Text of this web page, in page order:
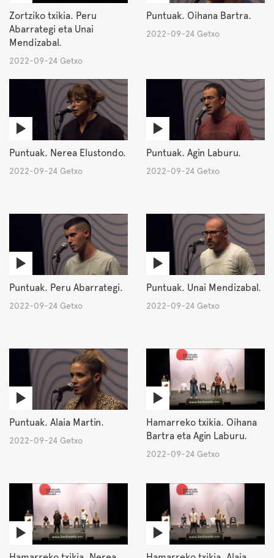
Zortziko txikia. Peru
Abarrategi eta Unai
Mendizabal.
2022-09-24 Getxo
Puntuak. Oihana Bartra.
2022-09-24 Getxo
Puntuak. Nerea Elustondo.
2022-09-24 Getxo
Puntuak. Agin Laburu.
2022-09-24 Getxo
Puntuak. Peru Abarrategi.
2022-09-24 Getxo
Puntuak. Unai Mendizabal.
2022-09-24 Getxo
Puntuak. Alaia Martin.
2022-09-24 Getxo
Hamarreko txikia. Oihana
Bartra eta Agin Laburu.
2022-09-24 Getxo